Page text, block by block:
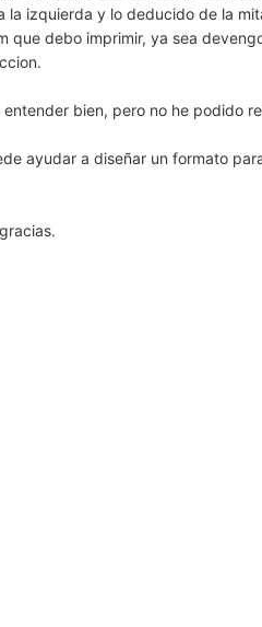
la izquierda y lo deducido de la
que debo imprimir, ya sea
entender bien, pero no he podido
ayudar a diseñar un formato